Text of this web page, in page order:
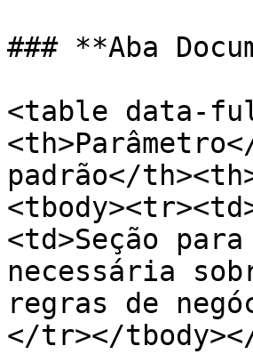
### **Aba
<table data-
padrão</
<td>Seção
necessária
regras de
</tr></